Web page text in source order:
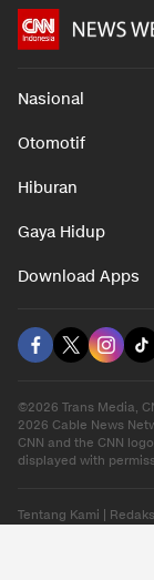
Nasional
Otomotif
Hiburan
Gaya Hidup
Download Apps
©2026 Trans Media,
2026 Cable News
CNN and the CNN
displayed with
Tentang Kami